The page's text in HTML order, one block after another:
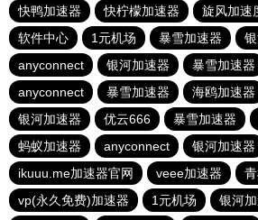
快鸭加速器
快柠檬加速器 旋风加速
软件中心
1元机场 暴雪加速器
anyconnect
银河加速器 暴雪加速器
anyconnect
暴雪加速器 海鸥加速器
银河加速器
优云666 暴雪加速器
蚂蚁加速器
anyconnect 银河加速器
ikuuu.me加速器官网
veee加速器
vp(永久免费)加速器
1元机场 银河